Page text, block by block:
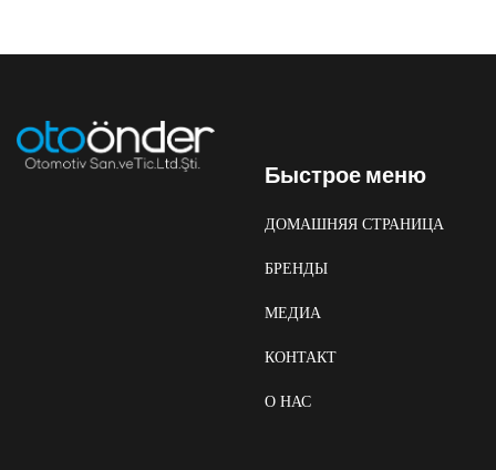
Быстрое меню
ДОМАШНЯЯ СТРАНИЦА
БРЕНДЫ
МЕДИА
КОНТАКТ
О НАС